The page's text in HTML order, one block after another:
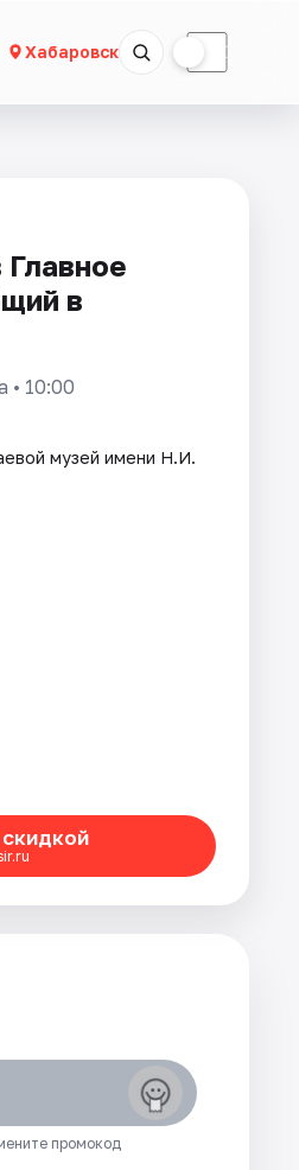
Хабаровск ☾
в
• 10:00
музей имени Н.И.
промокод